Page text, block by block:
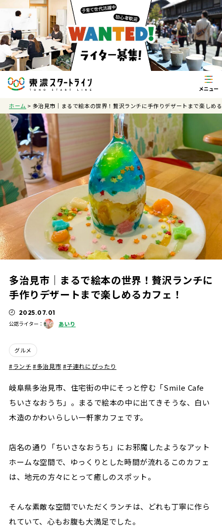
ホーム > 多治見市｜まるで絵本の世界！贅沢ランチに手作りデザートまで楽しめ
多治見市｜まるで絵本の世界！贅沢ランチに
手作りデザートまで楽しめるカフェ！
2025.07.01
公認ライター：
あいり
グルメ
ランチ 多治見市 子連れにぴったり
岐阜県多治見市、住宅街の中にそっと佇む「Smile Cafe
ちいさなおうち」。まるで絵本の中に出てきそうな、白い
木造のかわいらしい一軒家カフェです。
店名の通り「ちいさなおうち」にお邪魔したようなアット
ホームな空間で、ゆっくりとした時間が流れるこのカフェ
は、地元の方々にとって癒しのスポット。
そんな素敵な空間でいただくランチは、どれも丁寧に作ら
れていて、心もお腹も大満足でした。